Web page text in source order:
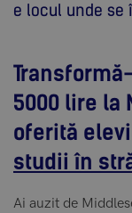
e locul unde se
5000 lire la
oferită
studii în
Ai auzit de